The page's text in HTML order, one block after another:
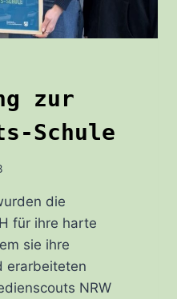
zur
Schule
die
für ihre harte
sie ihre
erarbeiteten
NRW